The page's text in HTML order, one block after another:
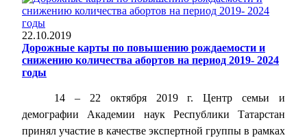
22.10.2019
Дорожные карты по повышению рождаемости и
снижению количества абортов на период 2019- 2024
годы
14 – 22 октября 2019 г. Центр семьи и
демографии Академии наук Республики Татарстан
принял участие в качестве экспертной группы в рамках